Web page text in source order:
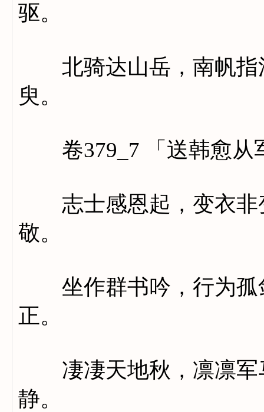
驱。
北骑达山岳，南帆指
臾。
卷379_7 「送韩愈从
志士感恩起，变衣非
敬。
坐作群书吟，行为孤
正。
凄凄天地秋，凛凛军
静。